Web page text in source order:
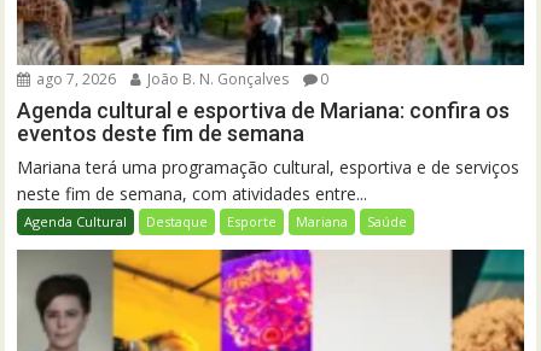
ago 7, 2026 João B. N. Gonçalves 0
Agenda cultural e esportiva de Mariana: confira os
eventos deste fim de semana
Mariana terá uma programação cultural, esportiva e de serviços
neste fim de semana, com atividades entre...
Agenda Cultural Destaque Esporte Mariana Saúde